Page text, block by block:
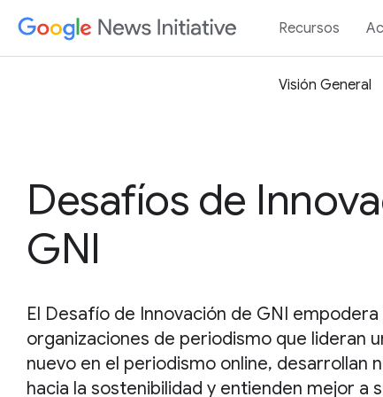
Recursos
Visión General
Desafíos de
GNI
El Desafío de Innovación de GNI
organizaciones de periodismo que lideran
nuevo en el periodismo online, desarrollan
hacia la sostenibilidad y entienden mejor a